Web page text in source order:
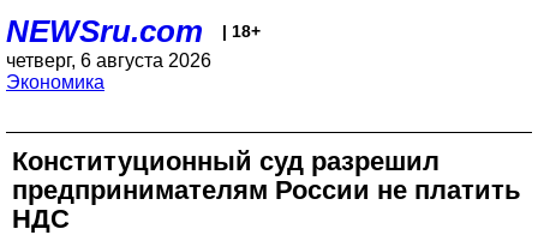
NEWSru.com | 18+
четверг, 6 августа 2026
Экономика
Конституционный суд разрешил
предпринимателям России не платить
НДС